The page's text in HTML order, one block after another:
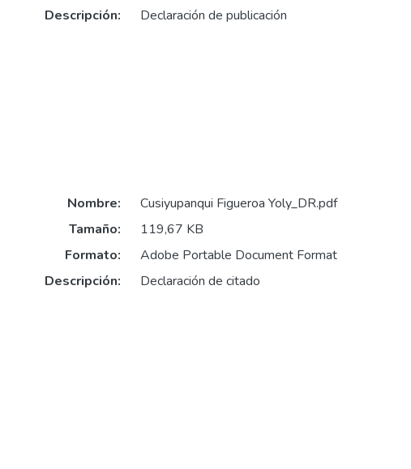
Descripción:
Declaración de publicación
Nombre:
Cusiyupanqui Figueroa Yoly_DR.pdf
Tamaño:
119,67 KB
Formato:
Adobe Portable Document Format
Descripción:
Declaración de citado